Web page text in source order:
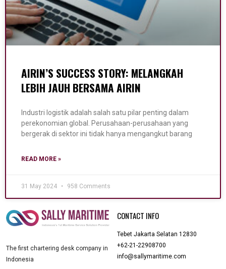
AIRIN’S SUCCESS STORY: MELANGKAH
LEBIH JAUH BERSAMA AIRIN
Industri logistik adalah salah satu pilar penting dalam
perekonomian global. Perusahaan-perusahaan yang
bergerak di sektor ini tidak hanya mengangkut barang
READ MORE »
31 May 2024 958 Comments
The first chartering desk company in
Indonesia
CONTACT INFO
Tebet Jakarta Selatan 12830
+62-21-22908700
info@sallymaritime.com